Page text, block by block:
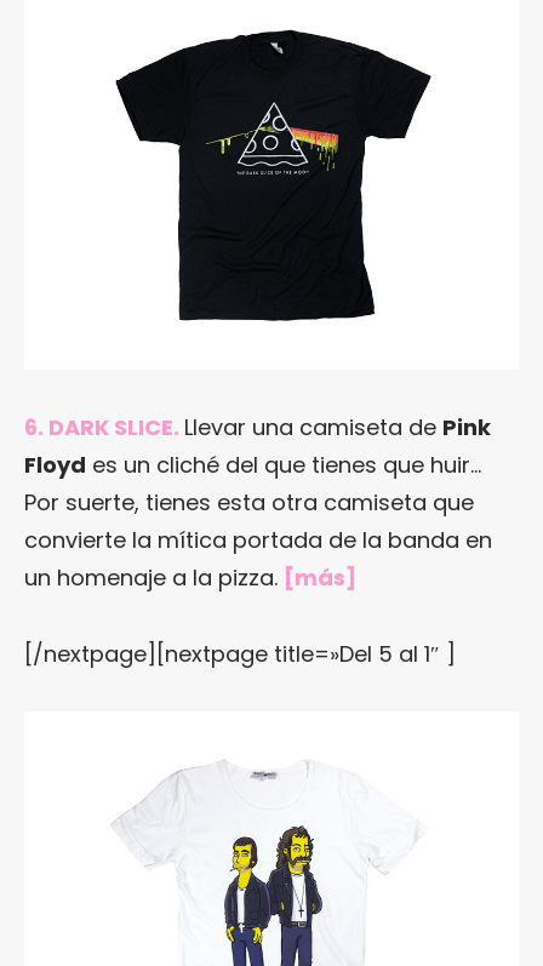
6. DARK SLICE. Llevar una camiseta de Pink
Floyd es un cliché del que tienes que huir…
Por suerte, tienes esta otra camiseta que
convierte la mítica portada de la banda en
un homenaje a la pizza. [más]
[/nextpage][nextpage title=»Del 5 al 1″ ]